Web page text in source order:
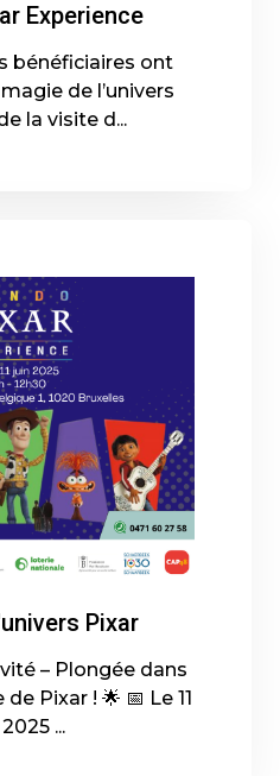
Experience
bénéficiaires ont
de l’univers
la visite d...
Pixar
– Plongée dans
Pixar ! 🌟 📅 Le 11
...